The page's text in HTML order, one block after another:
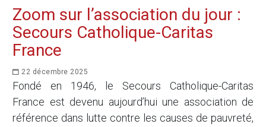
Zoom sur l’association du jour :
Secours Catholique-Caritas
France
22 décembre 2025
Fondé en 1946, le Secours Catholique-Caritas
France est devenu aujourd’hui une association de
référence dans lutte contre les causes de pauvreté,